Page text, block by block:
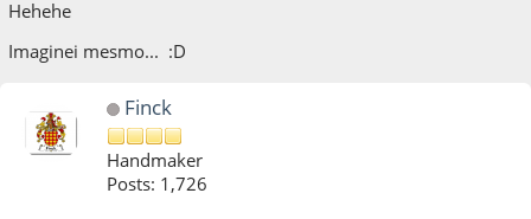
Hehehe
Imaginei mesmo... :D
Finck
Handmaker
Posts: 1,726